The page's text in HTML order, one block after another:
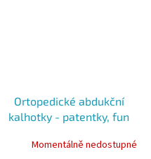
Ortopedické abdukční
kalhotky - patentky, fun
Momentálně nedostupné